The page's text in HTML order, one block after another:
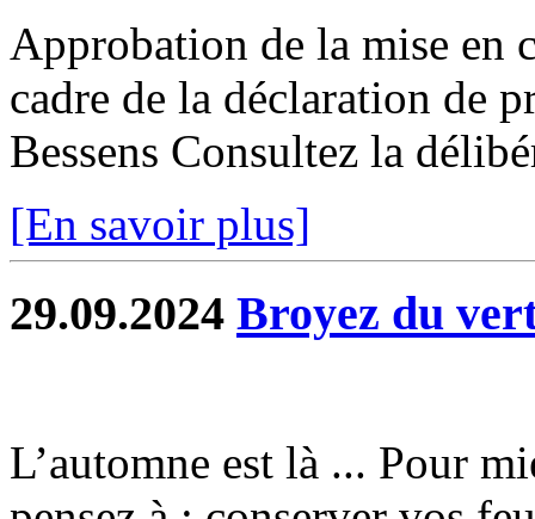
Approbation de la mise en
cadre de la déclaration de
Bessens Consultez la
[En savoir plus]
29.09.2024 Broyez du
L’automne est là ... Pour